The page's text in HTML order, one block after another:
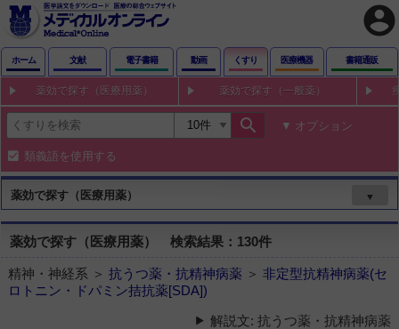
account_circle
ホーム 文献 電子書籍 動画 くすり 医療機器 書籍通販
薬効で探す（医療用薬） 薬効で探す（一般薬）
search オプション
類義語を使用する
薬効で探す（医療用薬） ▼
薬効で探す（医療用薬） 検索結果：130件
精神・神経系 ＞ 抗うつ薬・抗精神病薬 ＞ 非定型抗精神病薬(セ
ロトニン・ドパミン拮抗薬[SDA])
解説文: 抗うつ薬・抗精神病薬